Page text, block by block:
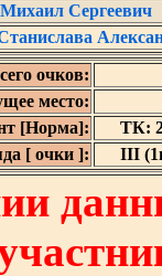
Сергеевич
очков:
место:
[Норма]:
ТК:
[ очки ]:
III